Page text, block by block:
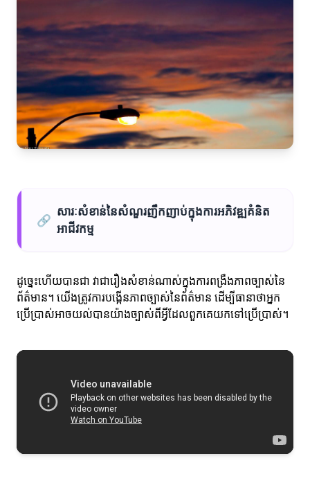
🔗
សារៈសំខាន់នៃសំណួរញឹកញាប់ក្នុងការអភិវឌ្ឍគំនិត
អាជីវកម្ម
ដូច្នេះហើយបានជា វាជារឿងសំខាន់ណាស់ក្នុងការពង្រឹងភាពច្បាស់នៃ
ព័ត៌មាន។ យើងត្រូវការបង្កើនភាពច្បាស់នៃព័ត៌មាន ដើម្បីធានាថាអ្នក
ប្រើប្រាស់អាចយល់បានយ៉ាងច្បាស់ពីអ្វីដែលពួកគេយកទៅប្រើប្រាស់។